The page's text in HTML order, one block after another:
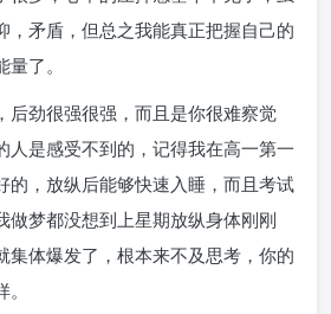
，矛盾，但总之我能真正把握自己的
了。
后劲很强很强，而且是你很难察觉
人是感受不到的，记得我在高一第一
的，放纵后能够快速入睡，而且考试
做梦都没想到上星期放纵身体刚刚
集体爆发了，根本来不及思考，你的